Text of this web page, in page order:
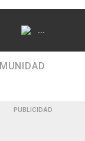
...
PUBLICIDAD